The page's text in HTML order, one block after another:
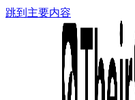
跳到主要内容